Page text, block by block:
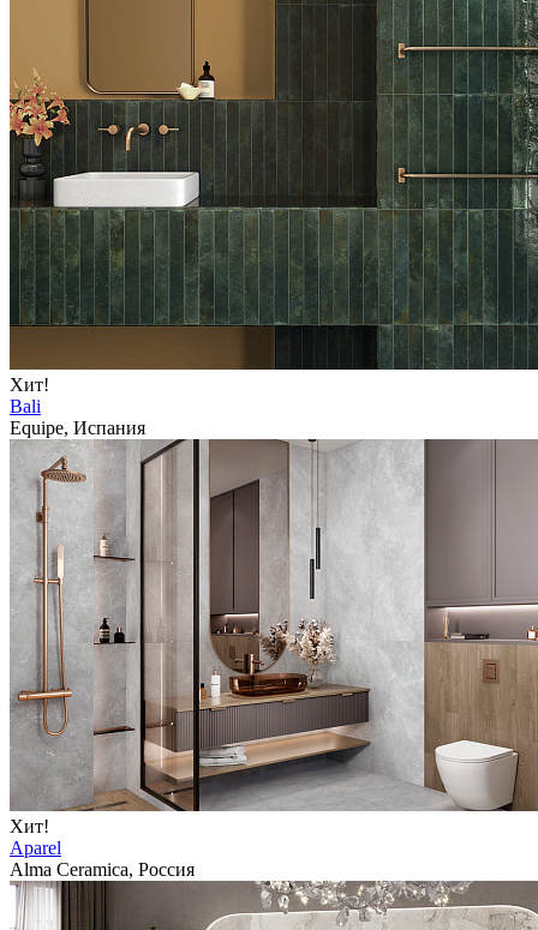
Хит!
Bali
Equipe, Испания
Хит!
Aparel
Alma Ceramica, Россия